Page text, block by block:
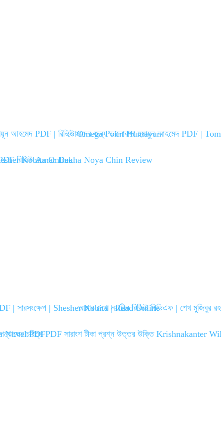
আহমেদ PDF | রিভিউ Omega Point Humayun
তোমাদের জন্য ভালোবাসা হুমায়ূন আহমেদ PDF |
| সারসংক্ষেপ | Shesher Kobita | Read Online
আমার দেখা নয়াচীন রিভিউ পিডিএফ | শেখ মুজিবুর